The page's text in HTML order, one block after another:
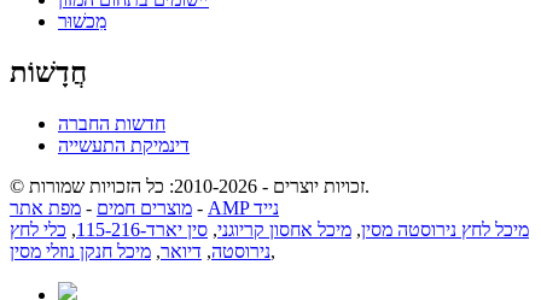
מִכשׁוּר
חֲדָשׁוֹת
חדשות החברה
דינמיקת התעשייה
© זכויות יוצרים - 2010-2026: כל הזכויות שמורות.
מוצרים חמים - מפת אתר -
AMP נייד
מיכל לחץ נירוסטה מסין, מיכל אחסון קריוגני, סין יארד-115-216 , כלי לחץ
נירוסטה, דיואר, מיכל חנקן נוזלי מסין ,